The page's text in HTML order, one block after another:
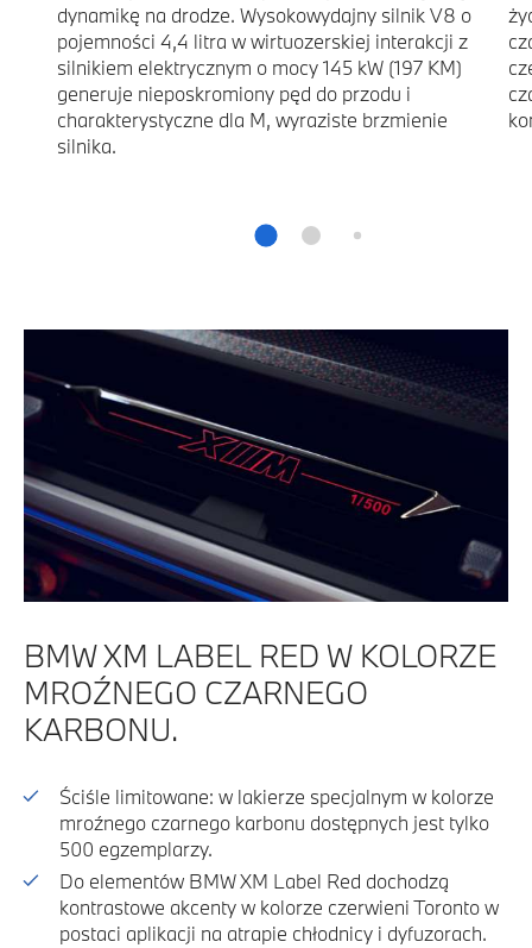
dynamikę na drodze. Wysokowydajny silnik V8 o
pojemności 4,4 litra w wirtuozerskiej interakcji z
silnikiem elektrycznym o mocy 145 kW (197 KM)
generuje nieposkromiony pęd do przodu i
charakterystyczne dla M, wyraziste brzmienie
silnika.
BMW XM LABEL RED W KOLORZE
MROŹNEGO CZARNEGO
KARBONU.
Ściśle limitowane: w lakierze specjalnym w kolorze
mroźnego czarnego karbonu dostępnych jest tylko
500 egzemplarzy.
Do elementów BMW XM Label Red dochodzą
kontrastowe akcenty w kolorze czerwieni Toronto w
postaci aplikacji na atrapie chłodnicy i dyfuzorach.